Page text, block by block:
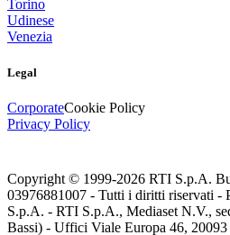
Torino
Udinese
Venezia
Legal
CorporateCookie Policy
Privacy Policy
Copyright © 1999-2026 RTI S.p.A.
03976881007 - Tutti i diritti riservati -
S.p.A. - RTI S.p.A., Mediaset N.V.,
Bassi) - Uffici Viale Europa 46,